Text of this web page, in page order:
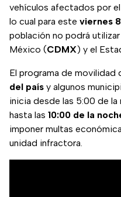
vehículos afectados por
lo cual para este viernes
población no podrá
México (CDMX) y el
El programa de movilidad
del país y algunos
inicia desde las 5:00 de la
hasta las 10:00 de la
imponer multas
unidad infractora.